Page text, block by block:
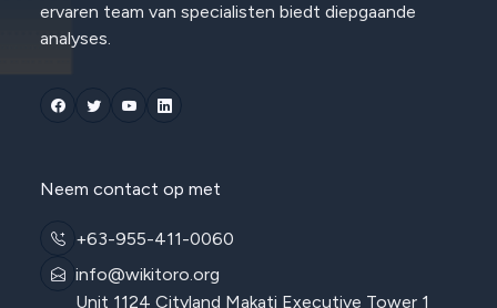
ervaren team van specialisten biedt diepgaande
analyses.
Neem contact op met
+63-955-411-0060
info@wikitoro.org
Unit 1124 Cityland Makati Executive Tower 1